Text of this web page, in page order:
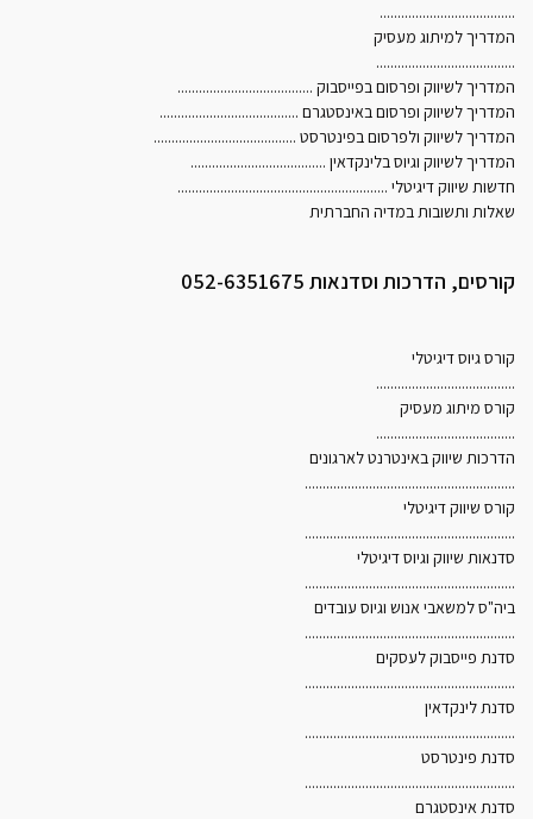
......................................
המדריך למיתוג מעסיק
.......................................
המדריך לשיווק ופרסום בפייסבוק ......................................
המדריך לשיווק ופרסום באינסטגרם .......................................
המדריך לשיווק ולפרסום בפינטרסט ........................................
המדריך לשיווק וגיוס בלינקדאין ......................................
חדשות שיווק דיגיטלי ...........................................................
שאלות ותשובות במדיה החברתית
קורסים, הדרכות וסדנאות 052-6351675
קורס גיוס דיגיטלי
.......................................
קורס מיתוג מעסיק
.......................................
הדרכות שיווק באינטרנט לארגונים
...........................................................
קורס שיווק דיגיטלי
...........................................................
סדנאות שיווק וגיוס דיגיטלי
...........................................................
ביה"ס למשאבי אנוש וגיוס עובדים
...........................................................
סדנת פייסבוק לעסקים
...........................................................
סדנת לינקדאין
...........................................................
סדנת פינטרסט
...........................................................
סדנת אינסטגרם
חוויית הגלישה והתאמת תכנים ופרסומים. בלחיצה על "אישור"
ובהמשך השימוש באתר, אתם מסכימים לשימוש כאמור. לקריאת